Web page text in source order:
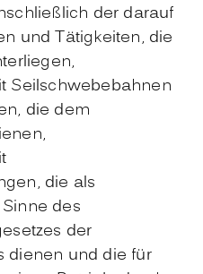
der darauf
und Tätigkeiten, die
Seilschwebebahnen
die dem
die als
des
der
dienen und die für